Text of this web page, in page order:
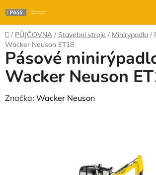
na
obsah
Domů
/ PŮJČOVNA / Stavební stroje / Minirypadla /
Wacker Neuson ET18
Pásové
Wacker Neuson
Značka: Wacker Neuson